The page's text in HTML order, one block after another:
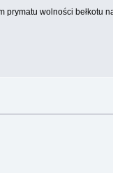
prymatu wolności bełkotu